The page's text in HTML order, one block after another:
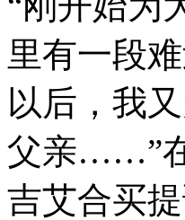
里有一段
以后，我
父亲……”
吉艾合买